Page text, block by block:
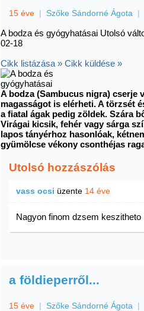
15 éve | Szőke Sándorné Ágota |
A bodza és gyógyhatásai Utolsó
02-18
Cikk listázása » Cikk küldése »
A bodza (Sambucus nigra) cserje
magasságot is elérheti. A törzsét
a fiatal ágak pedig zöldek. Szára
Virágai kicsik, fehér vagy sárga
lapos tányérhoz hasonlóak,
gyümölcse vékony csonthéjas
Utolsó hozzászólás
vass ocsi üzente 14 éve
Nagyon finom dzsem keszitheto
a földieperről...
15 éve | Szőke Sándorné Ágota |